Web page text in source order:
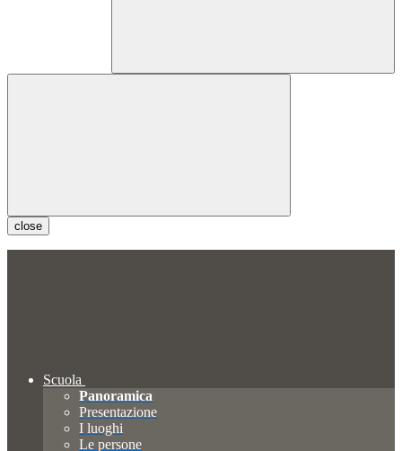
close
Scuola
Panoramica
Presentazione
I luoghi
Le persone